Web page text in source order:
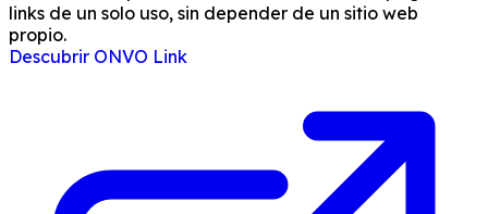
links de un solo uso, sin depender de un sitio web
propio.
Descubrir ONVO Link